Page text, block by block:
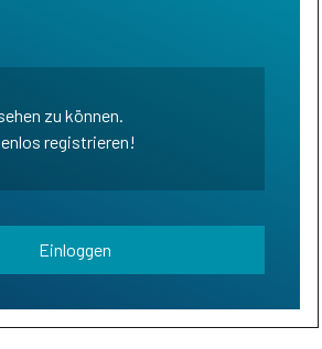
zu können.
registrieren!
Einloggen